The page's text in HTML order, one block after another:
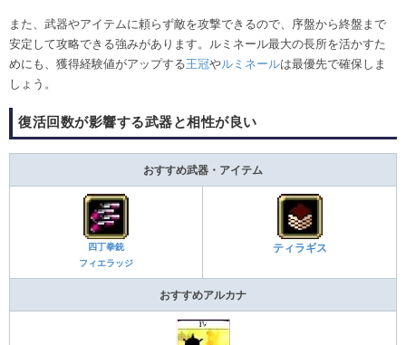
また、武器やアイテムに頼らず敵を攻撃できるので、序盤から終盤まで
安定して攻略できる強みがあります。ルミネール最大の長所を活かすた
めにも、獲得経験値がアップする王冠やルミネールは最優先で確保しま
しょう。
復活回数が影響する武器と相性が良い
おすすめ武器・アイテム
四丁拳銃
フィエラッジ
ティラギス
おすすめアルカナ